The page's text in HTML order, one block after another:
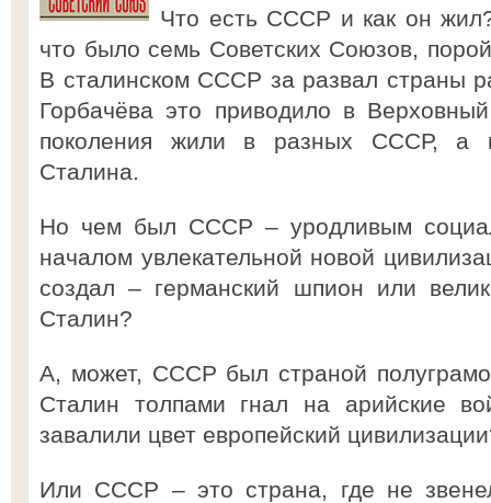
Что есть СССР и как он
что было семь Советских Союзов,
В сталинском СССР за развал страны
Горбачёва это приводило в
поколения жили в разных СССР, а
Сталина.
Но чем был СССР – уродливым
началом увлекательной новой
создал – германский шпион или
Сталин?
А, может, СССР был страной
Сталин толпами гнал на арийские
завалили цвет европейский
Или СССР – это страна, где не